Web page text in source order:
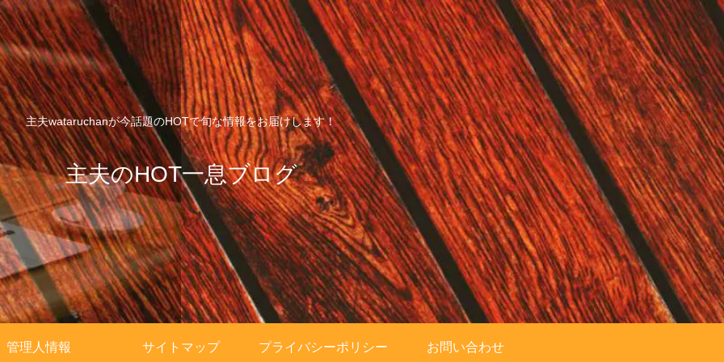
主夫wataruchanが今話題のHOTで旬な情報をお届けします！
主夫のHOT一息ブログ
管理人情報 サイトマップ プライバシーポリシー お問い合わせ